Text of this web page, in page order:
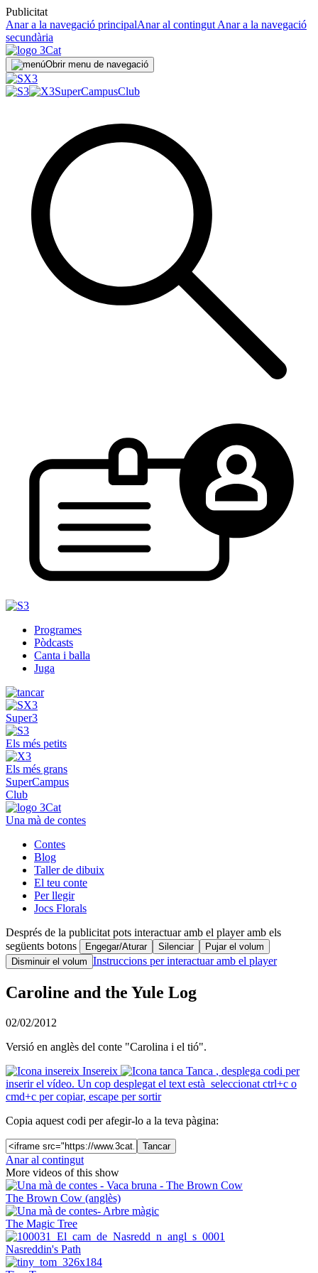
Publicitat
Anar a la navegació principalAnar al contingut Anar a la navegació
secundària
Obrir menu de navegació
SuperCampusClub
Programes
Pòdcasts
Canta i balla
Juga
Super3
Els més petits
Els més grans
SuperCampus
Club
Una mà de contes
Contes
Blog
Taller de dibuix
El teu conte
Per llegir
Jocs Florals
Després de la publicitat pots interactuar amb el player amb els
següents botons
Engegar/Aturar Silenciar
Pujar el volum
Disminuir el volum Instruccions per interactuar amb el player
Caroline and the Yule Log
02/02/2012
Versió en anglès del conte "Carolina i el tió".
Insereix
Tanca , desplega codi per
inserir el vídeo. Un cop desplegat el text està seleccionat ctrl+c o
cmd+c per copiar, escape per sortir
Copia aquest codi per afegir-lo a la teva pàgina:
Tancar
Anar al contingut
More videos of this show
The Brown Cow (anglès)
The Magic Tree
Nasreddin's Path